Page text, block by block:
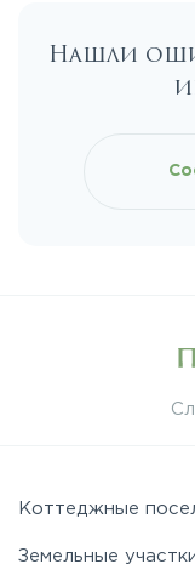
Новорижское
Нашли
Коттеджные
Земельные